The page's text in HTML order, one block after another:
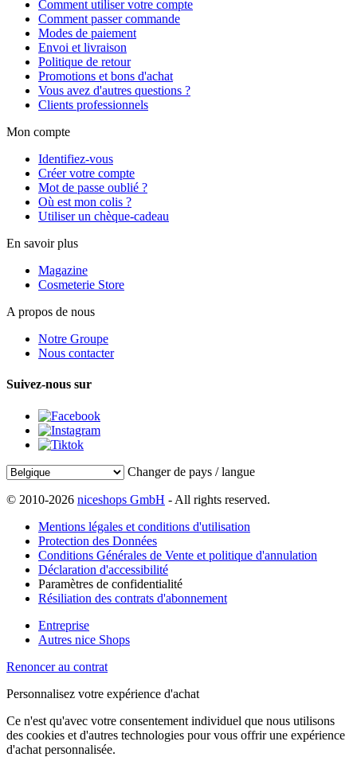
Comment utiliser votre compte
Comment passer commande
Modes de paiement
Envoi et livraison
Politique de retour
Promotions et bons d'achat
Vous avez d'autres questions ?
Clients professionnels
Mon compte
Identifiez-vous
Créer votre compte
Mot de passe oublié ?
Où est mon colis ?
Utiliser un chèque-cadeau
En savoir plus
Magazine
Cosmeterie Store
A propos de nous
Notre Groupe
Nous contacter
Suivez-nous sur
Changer de pays / langue
© 2010-2026 niceshops GmbH - All rights reserved.
Mentions légales et conditions d'utilisation
Protection des Données
Conditions Générales de Vente et politique d'annulation
Déclaration d'accessibilité
Paramètres de confidentialité
Résiliation des contrats d'abonnement
Entreprise
Autres nice Shops
Renoncer au contrat
Personnalisez votre expérience d'achat
Ce n'est qu'avec votre consentement individuel que nous utilisons
des cookies et d'autres technologies pour vous offrir une expérience
d'achat personnalisée.